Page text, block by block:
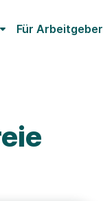
Für Arbeitgeber